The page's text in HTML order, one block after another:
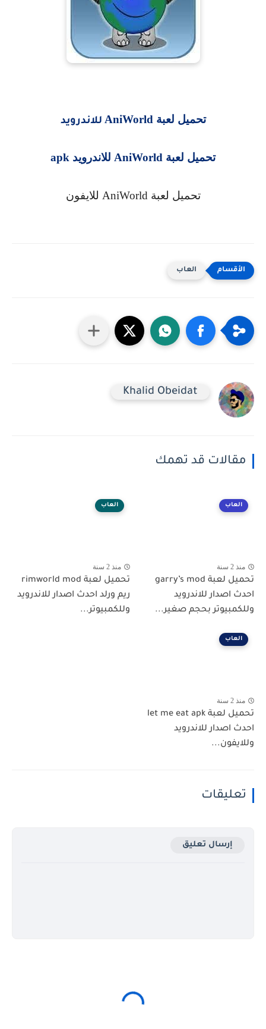
تحميل لعبة AniWorld للاندرويد
تحميل لعبة AniWorld للاندرويد apk
تحميل لعبة AniWorld للايفون
العاب
Khalid Obeidat
مقالات قد تهمك
العاب
منذ 2 سنة
تحميل لعبة garry’s mod
احدث اصدار للاندرويد
وللكمبيوتر بحجم صغير...
العاب
منذ 2 سنة
تحميل لعبة rimworld mod
ريم ورلد احدث اصدار للاندرويد
وللكمبيوتر...
العاب
منذ 2 سنة
تحميل لعبة let me eat apk
احدث اصدار للاندرويد
وللايفون...
تعليقات
إرسال تعليق